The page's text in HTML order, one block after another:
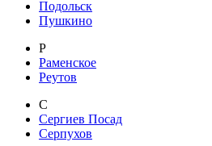
Подольск
Пушкино
Р
Раменское
Реутов
С
Сергиев Посад
Серпухов